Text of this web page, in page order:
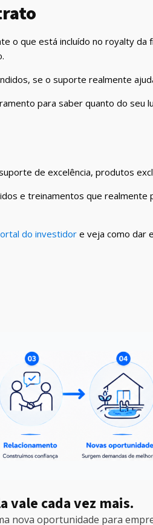
o que está incluído no royalty
se o suporte realmente
para saber quanto do seu
de excelência, produtos
e treinamentos que realmente
do investidore veja como dar
vale cada vez mais.
nova oportunidade para